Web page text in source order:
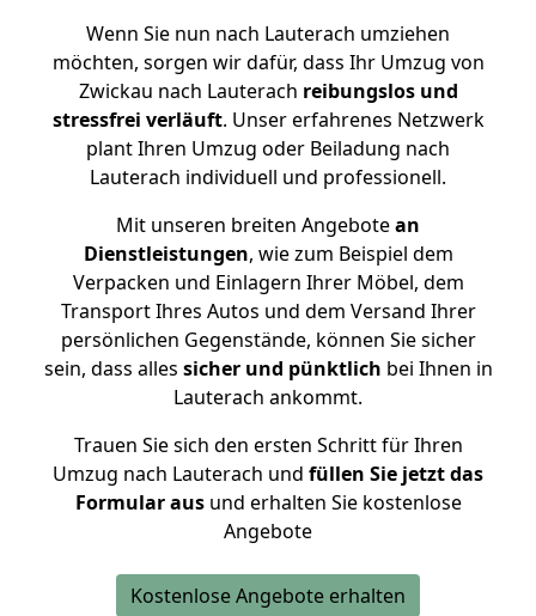
Wenn Sie nun nach Lauterach umziehen
möchten, sorgen wir dafür, dass Ihr Umzug von
Zwickau nach Lauterach reibungslos und
stressfrei verläuft. Unser erfahrenes Netzwerk
plant Ihren Umzug oder Beiladung nach
Lauterach individuell und professionell.
Mit unseren breiten Angebotean
Dienstleistungen, wie zum Beispiel dem
Verpacken und Einlagern Ihrer Möbel, dem
Transport Ihres Autos und dem Versand Ihrer
persönlichen Gegenstände, können Sie sicher
sein, dass alles sicher und pünktlich bei Ihnen in
Lauterach ankommt.
Trauen Sie sich den ersten Schritt für Ihren
Umzug nach Lauterach und füllen Sie jetzt das
Formular ausund erhalten Sie kostenlose
Angebote
Kostenlose Angebote erhalten